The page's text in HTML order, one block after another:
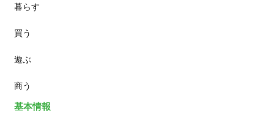
スイーツ
ランチ
カフェ
暮らす
買う
遊ぶ
商う
基本情報